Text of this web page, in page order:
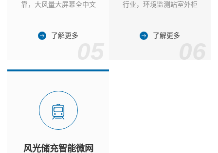
靠，大风量大屏幕全中文
了解更多
行业，环境监测站室外柜
了解更多
风光储充智能微网